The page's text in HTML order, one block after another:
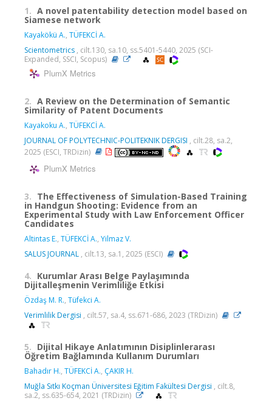
1. A novel patentability detection model based on
Siamese network
Kayakökü A., TÜFEKCİ A.
Scientometrics , cilt.130, sa.10, ss.5401-5440, 2025 (SCI-
Expanded, SSCI, Scopus)
PlumX Metrics
2. A Review on the Determination of Semantic
Similarity of Patent Documents
Kayakoku A., TÜFEKCİ A.
JOURNAL OF POLYTECHNIC-POLITEKNIK DERGISI , cilt.28, sa.2,
2025 (ESCI, TRDizin)
PlumX Metrics
3. The Effectiveness of Simulation-Based Training
in Handgun Shooting: Evidence from an
Experimental Study with Law Enforcement Officer
Candidates
Altintas E., TÜFEKCİ A., Yilmaz V.
SALUS JOURNAL , cilt.13, sa.1, 2025 (ESCI)
4. Kurumlar Arası Belge Paylaşımında
Dijitalleşmenin Verimliliğe Etkisi
Özdaş M. R., Tüfekci A.
Verimlilik Dergisi , cilt.57, sa.4, ss.671-686, 2023 (TRDizin)
5. Dijital Hikaye Anlatımının Disiplinlerarası
Öğretim Bağlamında Kullanım Durumları
Bahadır H., TÜFEKCİ A., ÇAKIR H.
Muğla Sıtkı Koçman Üniversitesi Eğitim Fakültesi Dergisi , cilt.8,
sa.2, ss.635-654, 2021 (TRDizin)